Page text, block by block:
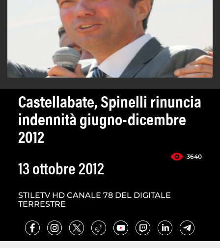
Castellabate, Spinelli rinuncia
indennità giugno-dicembre
2012
3640
13 ottobre 2012
STILETV HD CANALE 78 DEL DIGITALE
TERRESTRE